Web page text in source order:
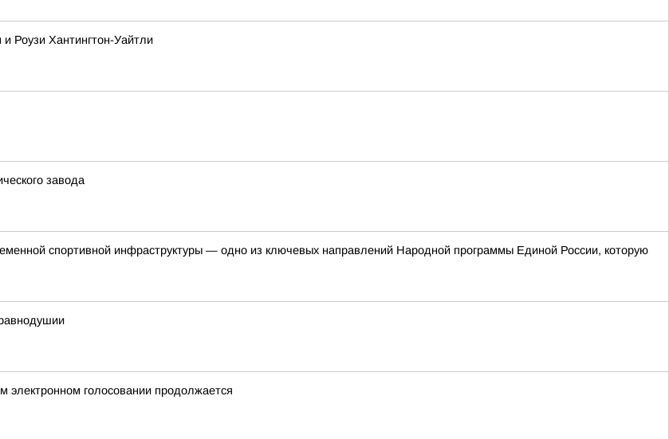
Роузи Хантингтон-Уайтли
завода
спортивной инфраструктуры — одно из ключевых направлений Народной программы Единой России, которую
электронном голосовании продолжается